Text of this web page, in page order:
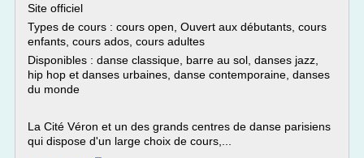
Site officiel
Types de cours : cours open, Ouvert aux débutants, cours
enfants, cours ados, cours adultes
Disponibles : danse classique, barre au sol, danses jazz,
hip hop et danses urbaines, danse contemporaine, danses
du monde
La Cité Véron et un des grands centres de danse parisiens
qui dispose d'un large choix de cours,...